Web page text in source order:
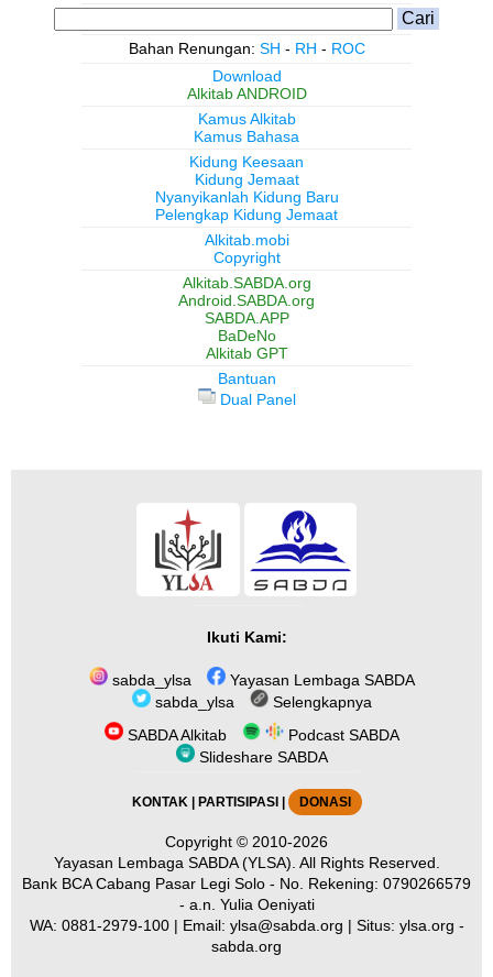
Bahan Renungan: SH - RH - ROC
Download
Alkitab ANDROID
Kamus Alkitab
Kamus Bahasa
Kidung Keesaan
Kidung Jemaat
Nyanyikanlah Kidung Baru
Pelengkap Kidung Jemaat
Alkitab.mobi
Copyright
Alkitab.SABDA.org
Android.SABDA.org
SABDA.APP
BaDeNo
Alkitab GPT
Bantuan
Dual Panel
Ikuti Kami:
sabda_ylsa
Yayasan Lembaga SABDA
sabda_ylsa
Selengkapnya
SABDA Alkitab
Podcast SABDA
Slideshare SABDA
KONTAK| PARTISIPASI DONASI
Copyright © 2010-2026
Yayasan Lembaga SABDA (YLSA). All Rights Reserved.
Bank BCA Cabang Pasar Legi Solo - No. Rekening: 0790266579
- a.n. Yulia Oeniyati
WA: 0881-2979-100| Email: ylsa@sabda.org | Situs: ylsa.org -
sabda.org